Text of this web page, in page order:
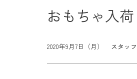
おもちゃ入荷
2020年9月7日（月） スタッ